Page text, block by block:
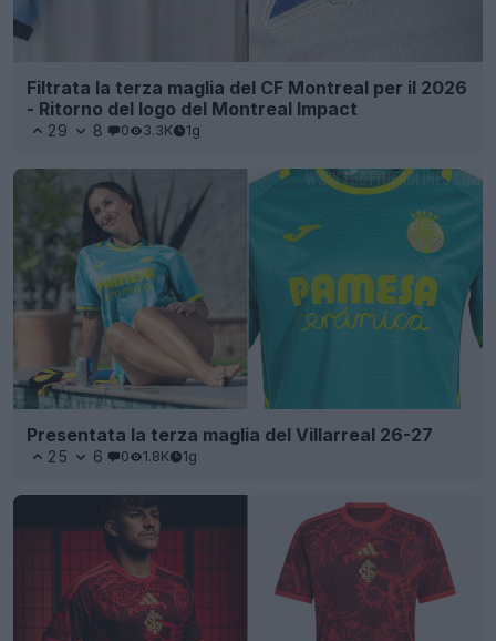
Filtrata la terza maglia del CF Montreal per il 2026
- Ritorno del logo del Montreal Impact
29 8 0 3.3K 1g
Presentata la terza maglia del Villarreal 26-27
25 6 0 1.8K 1g